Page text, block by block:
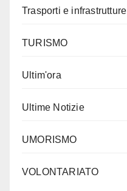
Trasporti e infrastrutture
TURISMO
Ultim'ora
Ultime Notizie
UMORISMO
VOLONTARIATO